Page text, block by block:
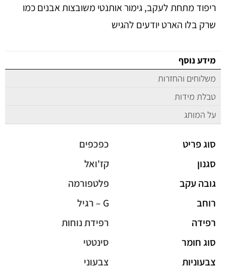
ריפוד מתחת לעקב, גימור אותנטי משובצות אבנים כמו
שרק בלו הארט יודעים להגיש
מידע נוסף
משלוחים והחזרות
טבלת מידות
על המותג
סוג פריט
כפכפים
סגנון
קז'ואל
גובה עקב
פלטפורמה
רוחב
G – רגיל
רפידה
רפידת נוחות
סוג חומר
סינטטי
צבעוניות
צבעוני